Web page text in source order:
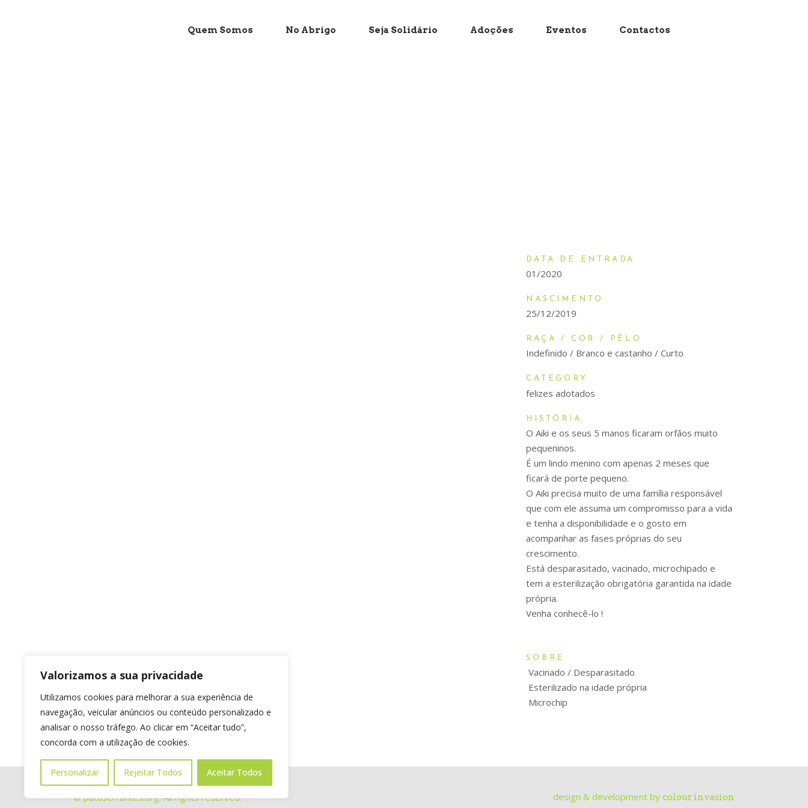
Valorizamos a sua privacidade
Utilizamos cookies para melhorar a sua experiência de
navegação, veicular anúncios ou conteúdo personalizado e
analisar o nosso tráfego. Ao clicar em “Aceitar tudo”,
concorda com a utilização de cookies.
Personalizar Rejeitar Todos Aceitar Todos
Quem Somos No Abrigo Seja Solidário Adoções Eventos Contactos
DATA DE ENTRADA
01/2020
NASCIMENTO
25/12/2019
RAÇA / COR / PÊLO
Indefinido / Branco e castanho / Curto
CATEGORY
felizes adotados
HISTÓRIA
O Aiki e os seus 5 manos ficaram orfãos muito
pequeninos.
É um lindo menino com apenas 2 meses que
ficará de porte pequeno.
O Aiki precisa muito de uma família responsável
que com ele assuma um compromisso para a vida
e tenha a disponibilidade e o gosto em
acompanhar as fases próprias do seu
crescimento.
Está desparasitado, vacinado, microchipado e
tem a esterilização obrigatória garantida na idade
própria.
Venha conhecê-lo !
SOBRE
Vacinado / Desparasitado
Esterilizado na idade própria
Microchip
© pataserrantes.org. All rights reserved. design & development by colour invasion